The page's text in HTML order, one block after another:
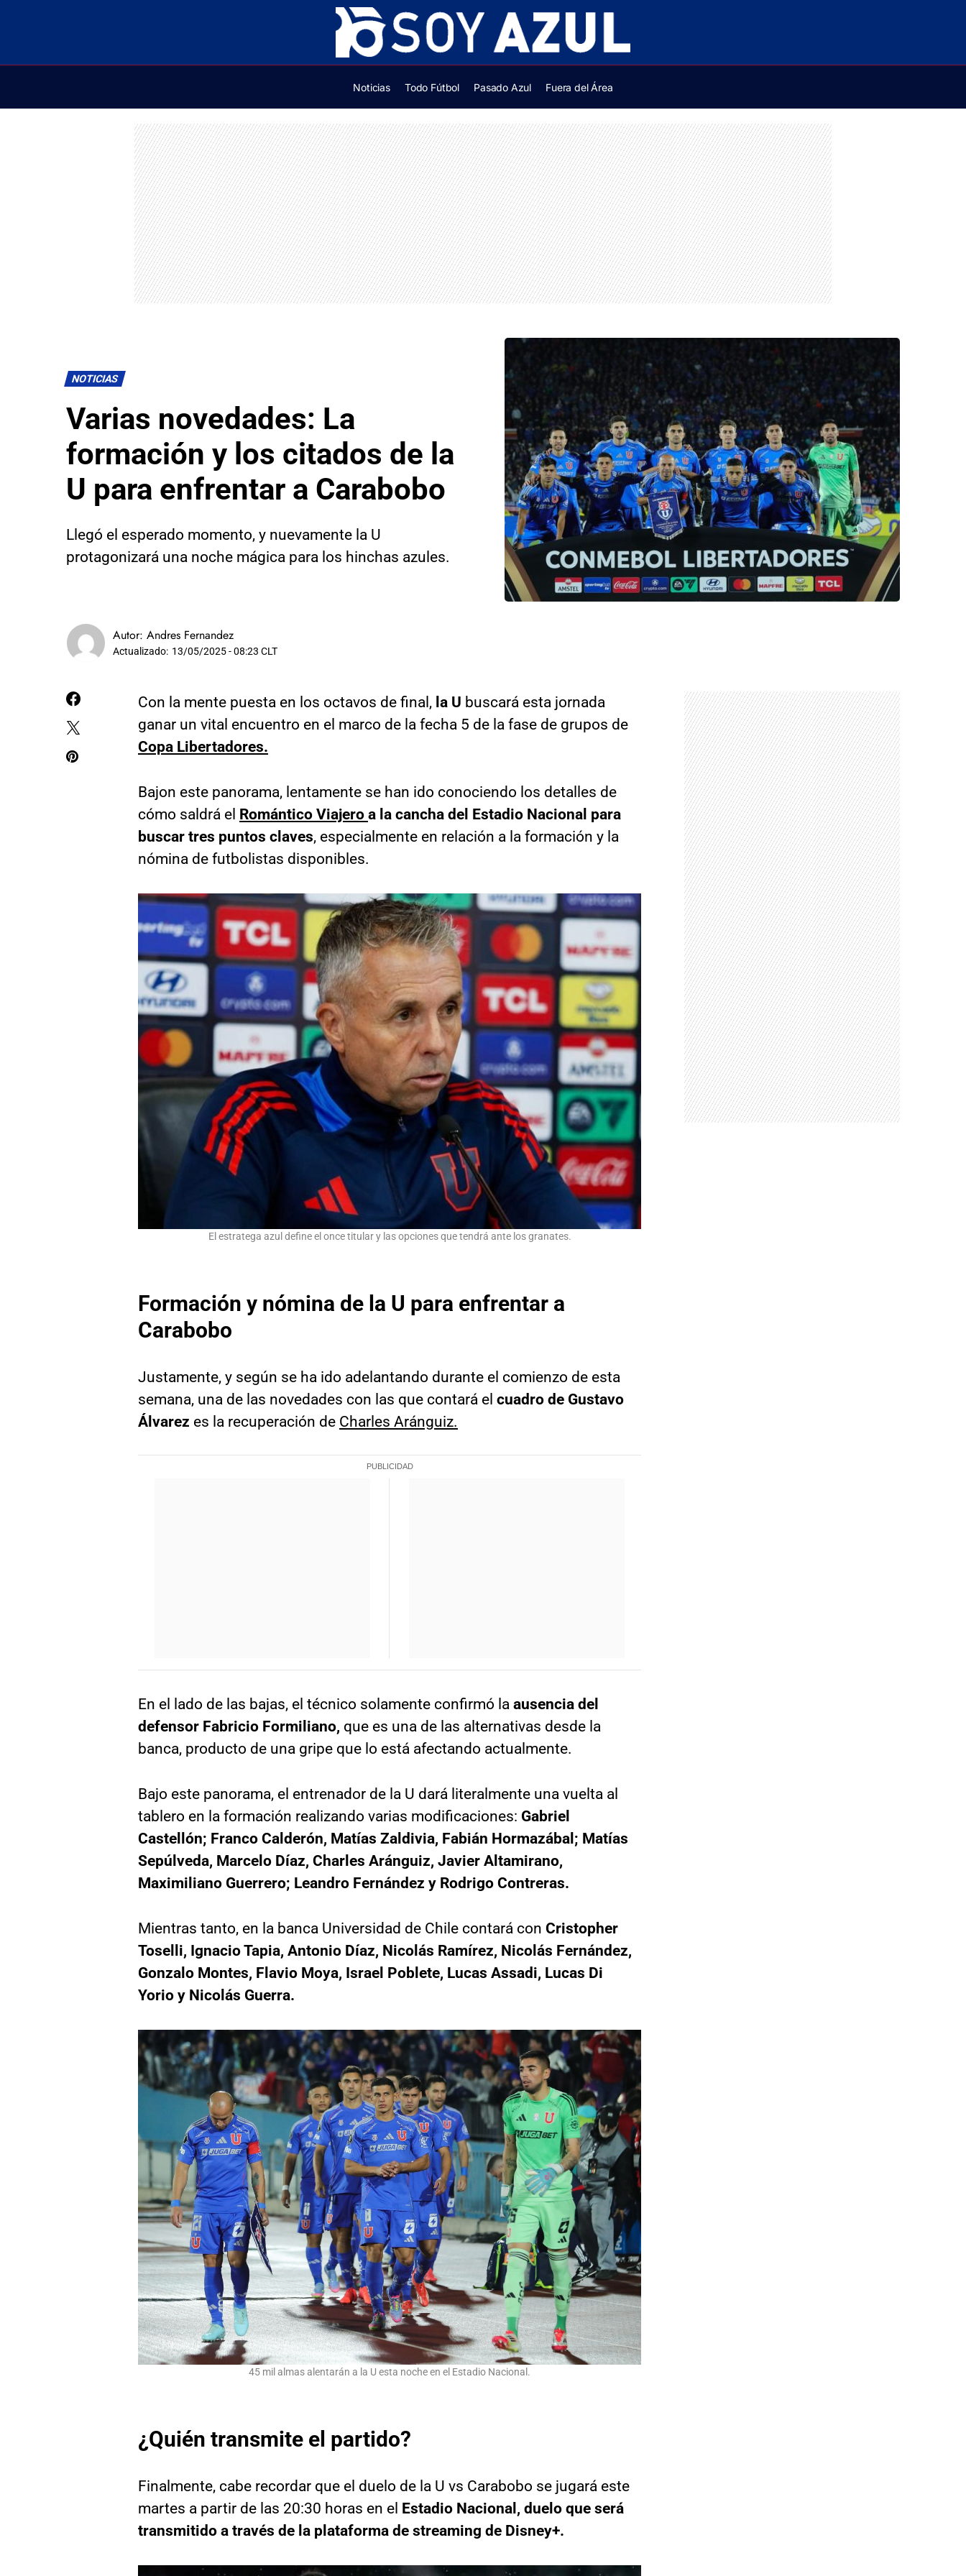
Noticias Todo Fútbol Pasado Azul Fuera del Área
NOTICIAS
Varias novedades: La
formación y los citados de la
U para enfrentar a Carabobo
Llegó el esperado momento, y nuevamente la U
protagonizará una noche mágica para los hinchas azules.
Autor: Andres Fernandez
Actualizado: 13/05/2025 - 08:23 CLT
Con la mente puesta en los octavos de final, la U buscará esta jornada
ganar un vital encuentro en el marco de la fecha 5 de la fase de grupos de
Copa Libertadores.
Bajon este panorama, lentamente se han ido conociendo los detalles de
cómo saldrá el Romántico Viajero a la cancha del Estadio Nacional para
buscar tres puntos claves, especialmente en relación a la formación y la
nómina de futbolistas disponibles.
El estratega azul define el once titular y las opciones que tendrá ante los granates.
Formación y nómina de la U para enfrentar a
Carabobo
Justamente, y según se ha ido adelantando durante el comienzo de esta
semana, una de las novedades con las que contará el cuadro de Gustavo
Álvarez es la recuperación de Charles Aránguiz.
En el lado de las bajas, el técnico solamente confirmó la ausencia del
defensor Fabricio Formiliano, que es una de las alternativas desde la
banca, producto de una gripe que lo está afectando actualmente.
Bajo este panorama, el entrenador de la U dará literalmente una vuelta al
tablero en la formación realizando varias modificaciones: Gabriel
Castellón; Franco Calderón, Matías Zaldivia, Fabián Hormazábal; Matías
Sepúlveda, Marcelo Díaz, Charles Aránguiz, Javier Altamirano,
Maximiliano Guerrero; Leandro Fernández y Rodrigo Contreras.
Mientras tanto, en la banca Universidad de Chile contará con Cristopher
Toselli, Ignacio Tapia, Antonio Díaz, Nicolás Ramírez, Nicolás Fernández,
Gonzalo Montes, Flavio Moya, Israel Poblete, Lucas Assadi, Lucas Di
Yorio y Nicolás Guerra.
45 mil almas alentarán a la U esta noche en el Estadio Nacional.
¿Quién transmite el partido?
Finalmente, cabe recordar que el duelo de la U vs Carabobo se jugará este
martes a partir de las 20:30 horas en el Estadio Nacional, duelo que será
transmitido a través de la plataforma de streaming de Disney+.